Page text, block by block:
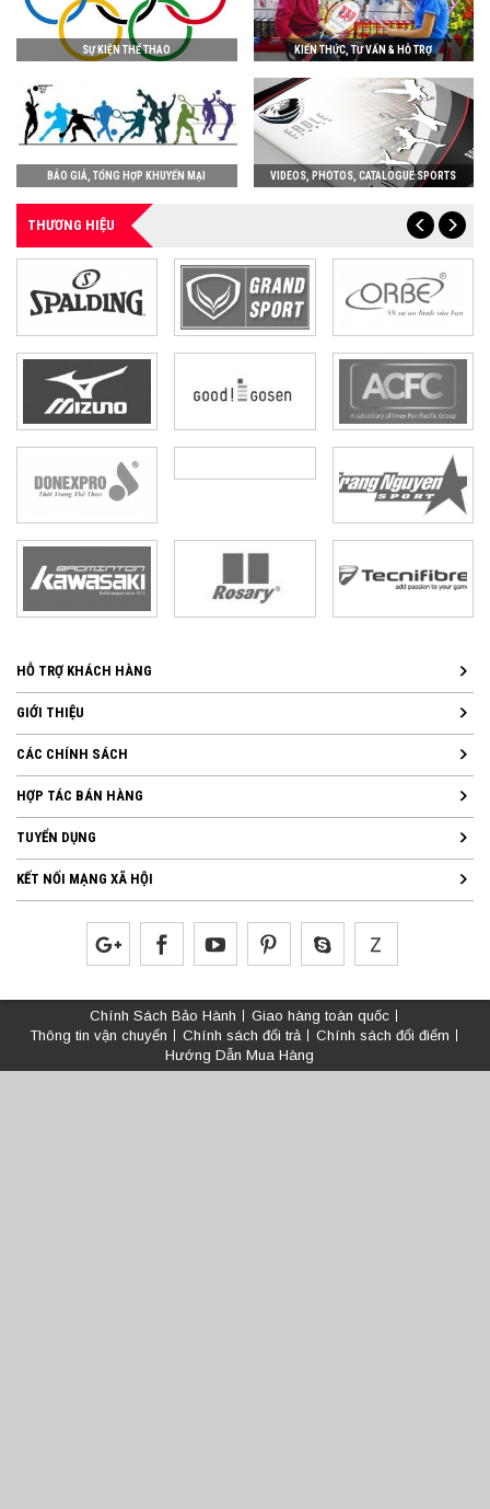
SỰ KIỆN THỂ THAO KIẾN THỨC, TƯ VẤN & HỖ TRỢ
BÁO GIÁ, TỔNG HỢP KHUYẾN MẠI VIDEOS, PHOTOS, CATALOGUE SPORTS
THƯƠNG HIỆU
HỖ TRỢ KHÁCH HÀNG
GIỚI THIỆU
CÁC CHÍNH SÁCH
HỢP TÁC BÁN HÀNG
TUYỂN DỤNG
KẾT NỐI MẠNG XÃ HỘI
Chính Sách Bảo Hành
Giao hàng toàn quốc
Thông tin vận chuyển
Chính sách đổi trả
Chính sách đổi điểm
Hướng Dẫn Mua Hàng